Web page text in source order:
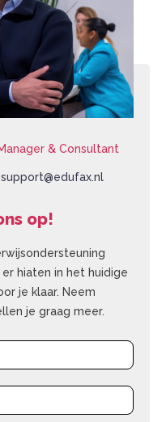
& Consultant
support@edufax.nl
op!
hiaten in het huidige
je klaar. Neem
je graag meer.